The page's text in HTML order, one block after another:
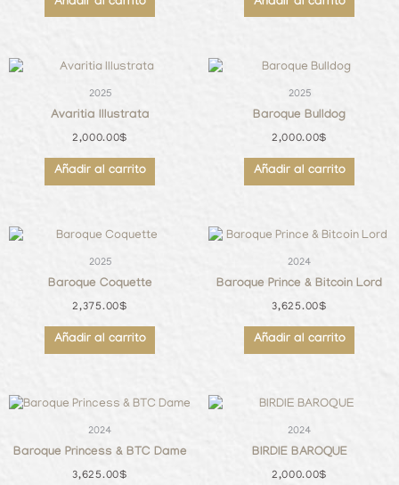
2025
Avaritia Illustrata
2,000.00$
Añadir al carrito
2025
Baroque Bulldog
2,000.00$
Añadir al carrito
2025
Baroque Coquette
2,375.00$
Añadir al carrito
2024
Baroque Prince & Bitcoin Lord
3,625.00$
Añadir al carrito
2024
Baroque Princess & BTC Dame
3,625.00$
2024
BIRDIE BAROQUE
2,000.00$